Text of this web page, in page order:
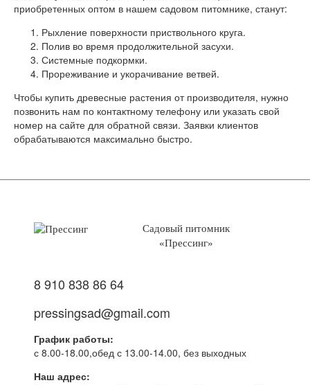
приобретенных оптом в нашем садовом питомнике, станут:
Рыхление поверхности приствольного круга.
Полив во время продолжительной засухи.
Системные подкормки.
Прореживание и укорачивание ветвей.
Чтобы купить древесные растения от производителя, нужно
позвонить нам по контактному телефону или указать свой
номер на сайте для обратной связи. Заявки клиентов
обрабатываются максимально быстро.
Садовый питомник
«Прессинг»
8 910 838 86 64
pressingsad@gmail.com
График работы:
с 8.00-18.00,обед с 13.00-14.00, без выходных
Наш адрес: